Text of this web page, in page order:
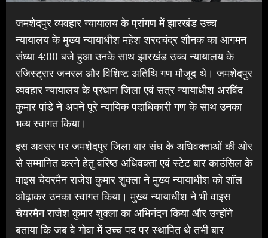
जमशेदपुर व्यवहार न्यायालय के प्रांगण में झारखंड उच्च
न्यायालय के मुख्य न्यायाधीश महेश शरदचंद्र शौनक का आगमन
संध्या 4:00 बजे हुआ उनके साथ झारखंड उच्च न्यायालय के
रजिस्ट्रार जनरल और विशिष्ट अतिथि गण मौजूद थे। जमशेदपुर
व्यवहार न्यायालय के प्रधान जिला एवं सत्र न्यायाधीश अरविंद
कुमार पांडे ने अपने पूरे न्यायिक पदाधिकारी गण के साथ उनका
भव्य स्वागत किया।
इस अवसर पर जमशेदपुर जिला बार संघ के अधिवक्ताओं की ओर
से सम्मानित करने हेतु वरिष्ठ अधिवक्ता एवं स्टेट बार काउंसिल के
वाइस चेयरमैन राजेश कुमार शुक्ला ने मुख्य न्यायाधीश को शॉल
ओढ़ाकर उनका स्वागत किया। मुख्य न्यायाधीश ने भी वाइस
चेयरमैन राजेश कुमार शुक्ला का अभिनंदन किया और उन्होंने
बताया कि जब वे गोवा में उच्च पद पर स्थापित थे तभी बार